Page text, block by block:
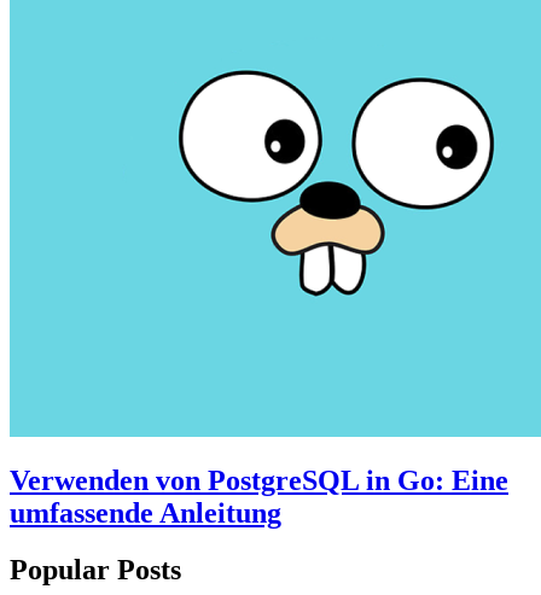
Verwenden von PostgreSQL in Go: Eine
umfassende Anleitung
Popular Posts